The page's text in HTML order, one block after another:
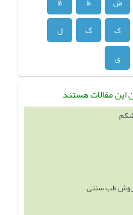
ک گ
ل
ی
این مقالات هستند